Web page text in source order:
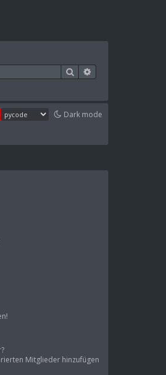
Suche
Dark mode
Mitglieder hinzufügen